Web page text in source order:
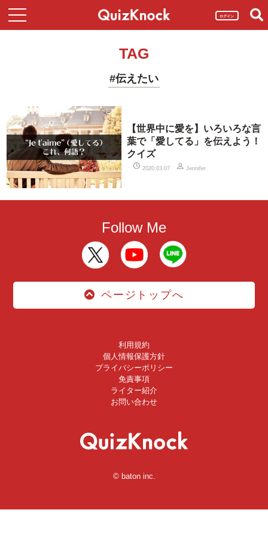
ログイン
TAG
#伝えたい
【世界中に愛を】いろいろな言
葉で「愛してる」を伝えよう！
クイズ
2020.03.07 Jennifer
Follow Me
ページトップへ
利用規約
個人情報保護方針
プライバシーポリシー
免責事項
ライター紹介
お問い合わせ
© baton inc.